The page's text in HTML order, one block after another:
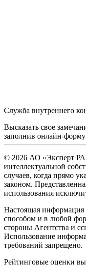
Служба внутреннего
Высказать свое
заполнив онлайн-форму
© 2026 АО «Эксперт
интеллектуальной
случаев, когда прямо
законом.
использования
Настоящая информация
способом и в любой
стороны Агентства и
Использование
требований запрещено.
Рейтинговые оценки